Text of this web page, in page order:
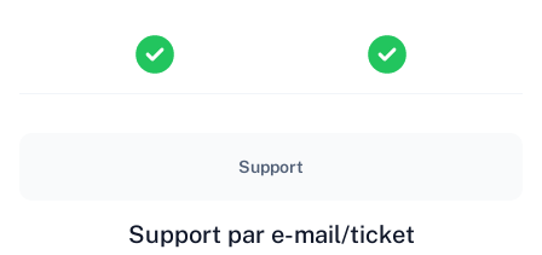
Support
Support par e-mail/ticket